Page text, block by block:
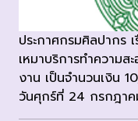
ประกาศกรมศิลปากร
เหมาบริการทำความส
งาน เป็นจำนวนเงิน
วันศุกร์ที่ 24 กรกฎา